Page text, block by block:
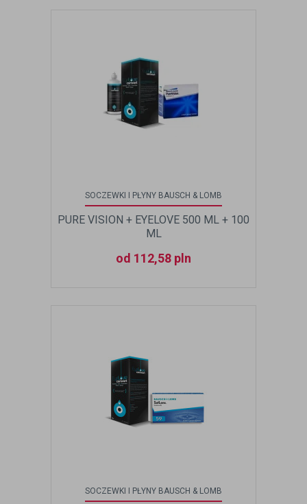
SOCZEWKI I PŁYNY BAUSCH & LOMB
PURE VISION + EYELOVE 500 ML + 100
ML
od 112,58 pln
SOCZEWKI I PŁYNY BAUSCH & LOMB